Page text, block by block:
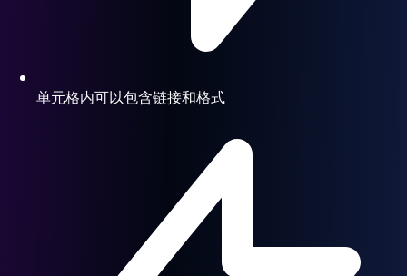
单元格内可以包含链接和格式